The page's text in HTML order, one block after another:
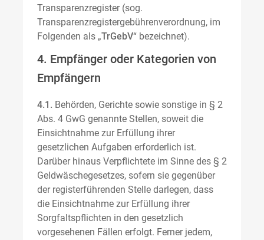
Transparenzregister (sog.
Transparenzregistergebührenverordnung, im
Folgenden als „TrGebV“ bezeichnet).
4. Empfänger oder Kategorien von
Empfängern
4.1. Behörden, Gerichte sowie sonstige in § 2
Abs. 4 GwG genannte Stellen, soweit die
Einsichtnahme zur Erfüllung ihrer
gesetzlichen Aufgaben erforderlich ist.
Darüber hinaus Verpflichtete im Sinne des § 2
Geldwäschegesetzes, sofern sie gegenüber
der registerführenden Stelle darlegen, dass
die Einsichtnahme zur Erfüllung ihrer
Sorgfaltspflichten in den gesetzlich
vorgesehenen Fällen erfolgt. Ferner jedem,